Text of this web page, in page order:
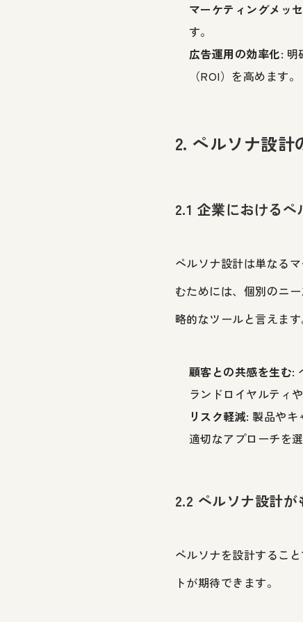
マーケティングメッ
す。
広告運用の効率化: 明
（ROI）を高めます。
2. ペルソナ設計
2.1 企業における
ペルソナ設計は単なる
むためには、個別のニ
略的なツールと言えます
顧客との共感を生む:
ランドロイヤルティ
リスク軽減: 製品やキ
適切なアプローチを
2.2 ペルソナ設計
ペルソナを設計するこ
トが期待できます。